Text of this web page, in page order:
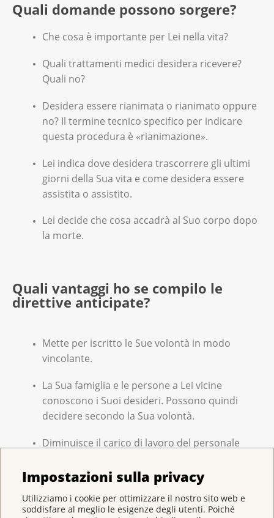
Impostazioni sulla privacy
Utilizziamo i cookie per ottimizzare il nostro sito web e
soddisfare al meglio le esigenze degli utenti. Poiché
Quali domande possono sorgere?
Che cosa è importante per Lei nella vita?
Quali trattamenti medici desidera ricevere?
Quali no?
Desidera essere rianimata o rianimato oppure
no? Il termine tecnico specifico per indicare
questa procedura è «rianimazione».
Lei indica dove desidera trascorrere gli ultimi
giorni della Sua vita e come desidera essere
assistita o assistito.
Lei decide che cosa accadrà al Suo corpo dopo
la morte.
Quali vantaggi ho se compilo le
direttive anticipate?
Mette per iscritto le Sue volontà in modo
vincolante.
La Sua famiglia e le persone a Lei vicine
conoscono i Suoi desideri. Possono quindi
decidere secondo la Sua volontà.
Diminuisce il carico di lavoro del personale
Lei si confronta con la vita, ma anche con la
morte.